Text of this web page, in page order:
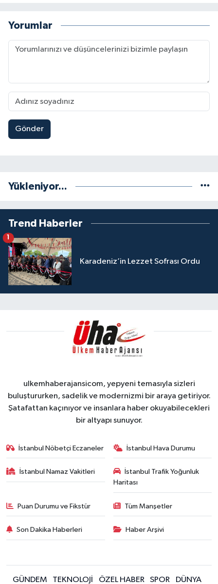
Yorumlar
Gönder
Yükleniyor...
Trend Haberler
Karadeniz’in Lezzet Sofrası Ordu
1
ulkemhaberajansicom, yepyeni temasıyla sizleri
buluştururken, sadelik ve modernizmi bir araya getiriyor.
Şatafattan kaçınıyor ve insanlara haber okuyabilecekleri
bir altyapı sunuyor.
İstanbul Nöbetçi Eczaneler İstanbul Hava Durumu
İstanbul Namaz Vakitleri
İstanbul Trafik Yoğunluk
Haritası
Puan Durumu ve Fikstür Tüm Manşetler
Son Dakika Haberleri Haber Arşivi
GÜNDEM TEKNOLOJİ ÖZEL HABER SPOR DÜNYA